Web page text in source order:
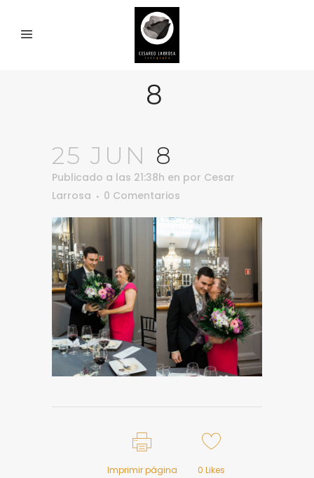
8
25 JUN 8
Publicado a las 21:38h en por Cesar
Larrosa
0 Comentarios
Imprimir página 0 Likes